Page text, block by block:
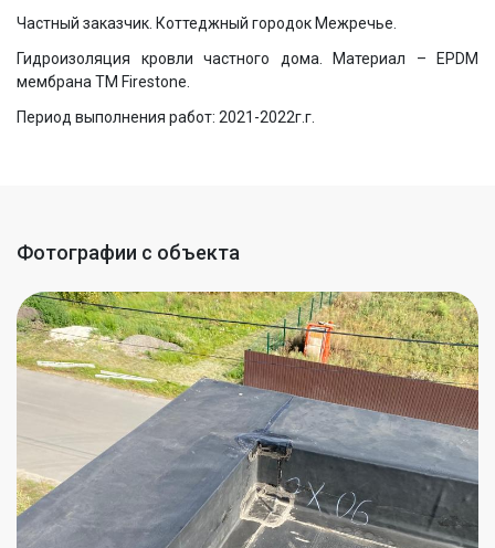
Подземные объекты
Частный заказчик. Коттеджный городок Межречье.
Гидроизоляция кровли частного дома. Материал – EPDM
мембрана ТМ Firestone.
Период выполнения работ: 2021-2022г.г.
Фотографии с объекта